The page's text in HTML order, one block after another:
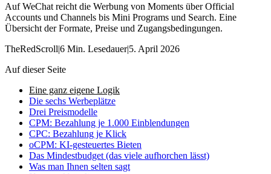
Auf WeChat reicht die Werbung von Moments über Official
Accounts und Channels bis Mini Programs und Search. Eine
Übersicht der Formate, Preise und Zugangsbedingungen.
TheRedScroll|6 Min. Lesedauer|5. April 2026
Auf dieser Seite
Eine ganz eigene Logik
Die sechs Werbeplätze
Drei Preismodelle
CPM: Bezahlung je 1.000 Einblendungen
CPC: Bezahlung je Klick
oCPM: KI-gesteuertes Bieten
Das Mindestbudget (das viele aufhorchen lässt)
Was man Ihnen selten sagt